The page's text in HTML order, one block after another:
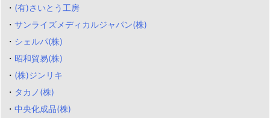
・ (有)さいとう工房
・ サンライズメディカルジャパン(株)
・ シェルパ(株)
・ 昭和貿易(株)
・ (株)ジンリキ
・ タカノ(株)
・ 中央化成品(株)